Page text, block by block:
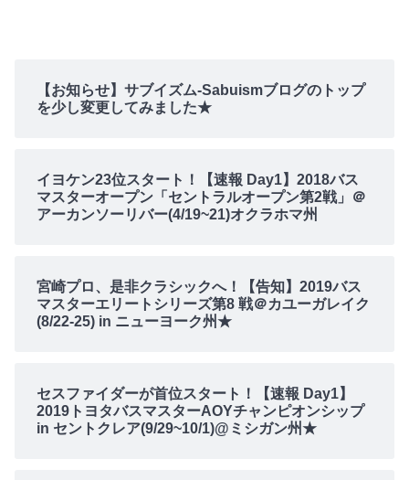
【お知らせ】サブイズム-Sabuismブログのトップ
を少し変更してみました★
イヨケン23位スタート！【速報 Day1】2018バス
マスターオープン「セントラルオープン第2戦」＠
アーカンソーリバー(4/19~21)オクラホマ州
宮崎プロ、是非クラシックへ！【告知】2019バス
マスターエリートシリーズ第8 戦＠カユーガレイク
(8/22-25) in ニューヨーク州★
セスファイダーが首位スタート！【速報 Day1】
2019トヨタバスマスターAOYチャンピオンシップ
in セントクレア(9/29~10/1)@ミシガン州★